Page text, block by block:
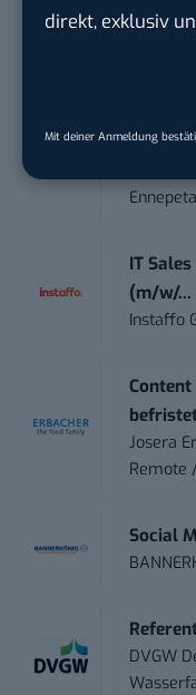
direkt, exklusiv
Mit deiner Anmeldung
Te...
IT
(m/w/...
Instaffo
Josera
Remote
Social
DVGW